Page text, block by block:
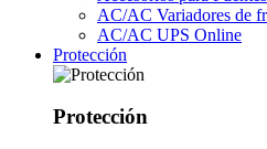
AC/AC Variadores de
AC/AC UPS Online
Protección
Protección